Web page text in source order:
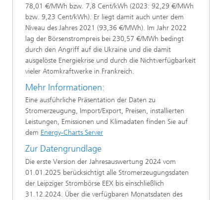
78,01 €/MWh bzw. 7,8 Cent/kWh (2023: 92,29 €/MWh
bzw. 9,23 Cent/kWh). Er liegt damit auch unter dem
Niveau des Jahres 2021 (93,36 €/MWh). Im Jahr 2022
lag der Börsenstrompreis bei 230,57 €/MWh bedingt
durch den Angriff auf die Ukraine und die damit
ausgelöste Energiekrise und durch die Nichtverfügbarkeit
vieler Atomkraftwerke in Frankreich.
Mehr Informationen:
Eine ausführliche Präsentation der Daten zu
Stromerzeugung, Import/Export, Preisen, installierten
Leistungen, Emissionen und Klimadaten finden Sie auf
dem Energy-Charts Server
Zur Datengrundlage
Die erste Version der Jahresauswertung 2024 vom
01.01.2025 berücksichtigt alle Stromerzeugungsdaten
der Leipziger Strombörse EEX bis einschließlich
31.12.2024. Über die verfügbaren Monatsdaten des